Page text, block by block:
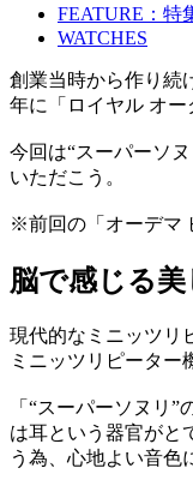
FEATURE：特
WATCHES
創業当時から作り続
年に「ロイヤル オー
今回は“スーパーソ
いただこう。
※前回の「オーデマ
脳で感じる
現代的なミニッツリ
ミニッツリピーター
「“スーパーソヌリ
は耳という器官がと
う為、心地よい音色